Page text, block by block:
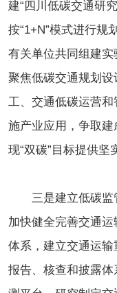
建“四川低碳交通研
按“1+N”模式进行规
有关单位共同组建实
聚焦低碳交通规划
工、交通低碳运营
施产业应用，争取
现“双碳”目标提供坚
三是建立低碳监
加快健全完善交通
体系，建立交通运输
报告、核查和披露